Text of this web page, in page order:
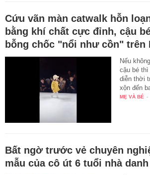
Cứu vãn màn catwalk hỗn
bằng khí chất cực đỉnh, cậu
bỗng chốc "nổi như cồn" trên
Nếu
cậu bé thì
diễn thời
xộn đến
MẸ VÀ BÉ -
Bất ngờ trước vẻ chuyên
mẫu của cô út 6 tuổi nhà